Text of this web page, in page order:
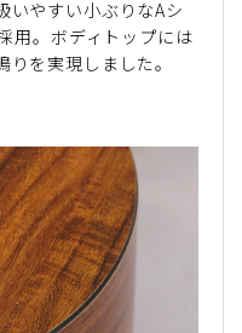
いやすい小ぶりなAシ
用。ボディトップには
を実現しました。